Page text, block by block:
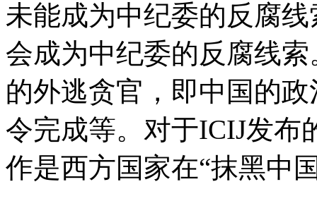
未能成为中纪委的反腐
会成为中纪委的反腐线
的外逃贪官，即中国的
令完成等。对于ICIJ发布
作是西方国家在“抹黑中